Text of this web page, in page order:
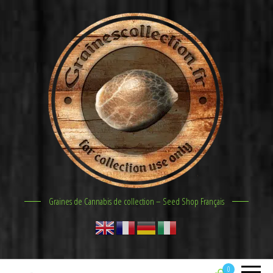
Graines de Cannabis de collection – Seed Shop Français
0